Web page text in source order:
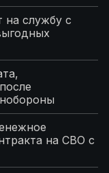
службу с
на СВО с